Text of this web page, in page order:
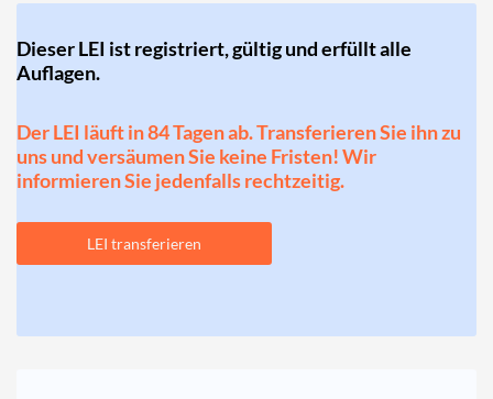
Dieser LEI ist registriert, gültig und erfüllt alle
Auflagen.
Der LEI läuft in 84 Tagen ab. Transferieren Sie ihn zu
uns und versäumen Sie keine Fristen! Wir
informieren Sie jedenfalls rechtzeitig.
LEI transferieren